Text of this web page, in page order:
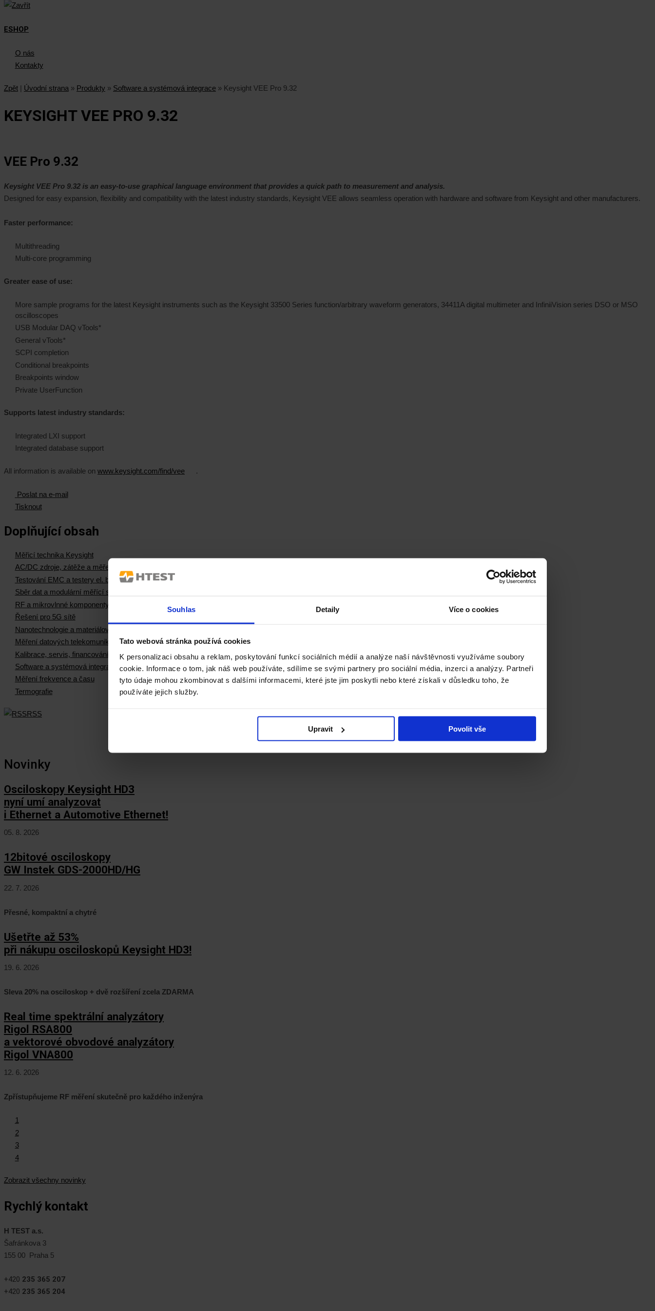
Souhlas Detaily Více o cookies
Tato webová stránka používá cookies
K personalizaci obsahu a reklam, poskytování funkcí sociálních médií a analýze naší návštěvnosti využíváme soubory
cookie. Informace o tom, jak náš web používáte, sdílíme se svými partnery pro sociální média, inzerci a analýzy. Partneři
tyto údaje mohou zkombinovat s dalšími informacemi, které jste jim poskytli nebo které získali v důsledku toho, že
používáte jejich služby.
Upravit Povolit vše
ESHOP
O nás
Kontakty
Zpět | Úvodní strana » Produkty » Software a systémová integrace » Keysight VEE Pro 9.32
KEYSIGHT VEE PRO 9.32
VEE Pro 9.32
Keysight VEE Pro 9.32 is an easy-to-use graphical language environment that provides a quick path to measurement and analysis.
Designed for easy expansion, flexibility and compatibility with the latest industry standards, Keysight VEE allows seamless operation with hardware and software from Keysight and other manufacturers.
Faster performance:
Multithreading
Multi-core programming
Greater ease of use:
More sample programs for the latest Keysight instruments such as the Keysight 33500 Series function/arbitrary waveform generators, 34411A digital multimeter and InfiniiVision series DSO or MSO
oscilloscopes
USB Modular DAQ vTools*
General vTools*
SCPI completion
Conditional breakpoints
Breakpoints window
Private UserFunction
Supports latest industry standards:
Integrated LXI support
Integrated database support
All information is available on www.keysight.com/find/vee .
Poslat na e-mail
Tisknout
Doplňující obsah
Měřicí technika Keysight
AC/DC zdroje, zátěže a měření el. výkonu
Testování EMC a testery el. bezpečnosti
Sběr dat a modulární měřící systémy
RF a mikrovlnné komponenty
Řešení pro 5G sítě
Nanotechnologie a materiálová měření
Měření datových telekomunikačních sítí
Kalibrace, servis, financování
Software a systémová integrace
Měření frekvence a času
Termografie
RSS
Novinky
Osciloskopy Keysight HD3
nyní umí analyzovat
i Ethernet a Automotive Ethernet!
05. 8. 2026
12bitové osciloskopy
GW Instek GDS-2000HD/HG
22. 7. 2026
Přesné, kompaktní a chytré
Ušetřte až 53%
při nákupu osciloskopů Keysight HD3!
19. 6. 2026
Sleva 20% na osciloskop + dvě rozšíření zcela ZDARMA
Real time spektrální analyzátory
Rigol RSA800
a vektorové obvodové analyzátory
Rigol VNA800
12. 6. 2026
Zpřístupňujeme RF měření skutečně pro každého inženýra
1
2
3
4
Zobrazit všechny novinky
Rychlý kontakt
H TEST a.s.
Šafránkova 3
155 00 Praha 5
+420 235 365 207
+420 235 365 204